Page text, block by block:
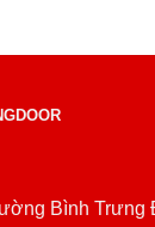
Bình Trưng